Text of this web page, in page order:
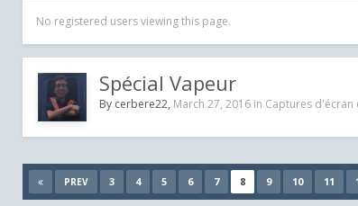
No registered users viewing this page.
Spécial Vapeur
By cerbere22, March 27, 2016 in Captures d'écran
PREV 3 4 5 6 7 8 9 10 11